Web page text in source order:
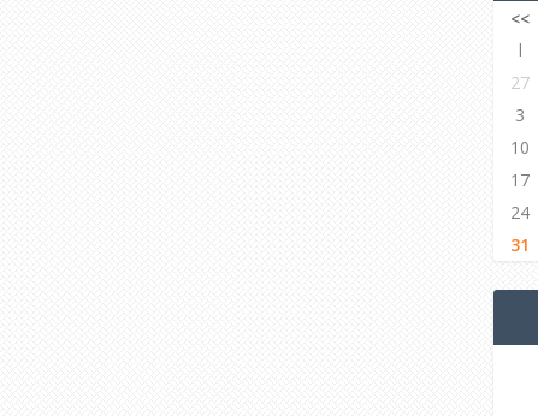
<<
l
27
3
10
17
24
31